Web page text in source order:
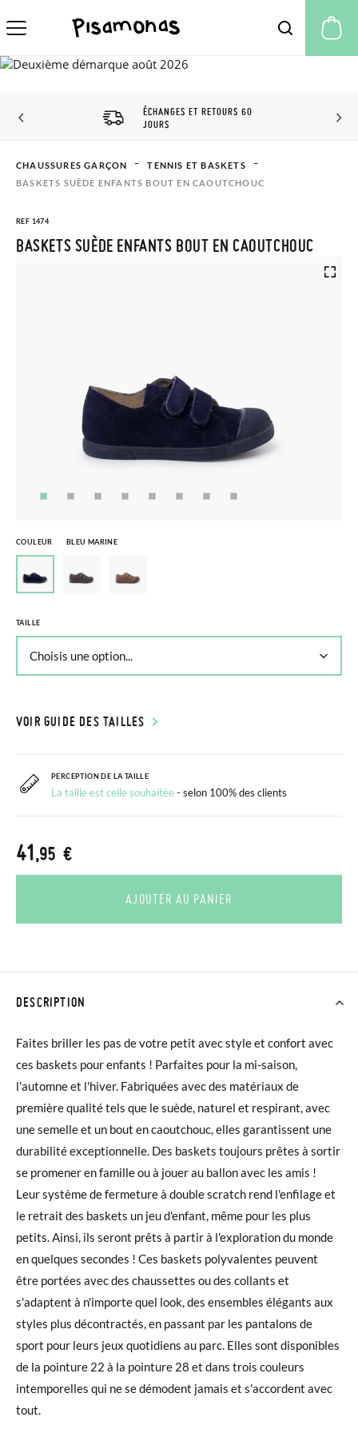
ÉCHANGES ET RETOURS 60
JOURS
CHAUSSURES GARÇON
TENNIS ET BASKETS
BASKETS SUÈDE ENFANTS BOUT EN CAOUTCHOUC
REF 1474
BASKETS SUÈDE ENFANTS BOUT EN CAOUTCHOUC
COULEUR BLEU MARINE
TAILLE
VOIR GUIDE DES TAILLES
PERCEPTION DE LA TAILLE
La taille est celle souhaitée- selon 100% des clients
41,95 €
AJOUTER AU PANIER
DESCRIPTION
Faites briller les pas de votre petit avec style et confort avec
ces baskets pour enfants ! Parfaites pour la mi-saison,
l'automne et l'hiver. Fabriquées avec des matériaux de
première qualité tels que le suède, naturel et respirant, avec
une semelle et un bout en caoutchouc, elles garantissent une
durabilité exceptionnelle. Des baskets toujours prêtes à sortir
se promener en famille ou à jouer au ballon avec les amis !
Leur système de fermeture à double scratch rend l'enfilage et
le retrait des baskets un jeu d'enfant, même pour les plus
petits. Ainsi, ils seront prêts à partir à l'exploration du monde
en quelques secondes ! Ces baskets polyvalentes peuvent
être portées avec des chaussettes ou des collants et
s'adaptent à n'importe quel look, des ensembles élégants aux
styles plus décontractés, en passant par les pantalons de
sport pour leurs jeux quotidiens au parc. Elles sont disponibles
de la pointure 22 à la pointure 28 et dans trois couleurs
intemporelles qui ne se démodent jamais et s'accordent avec
tout.